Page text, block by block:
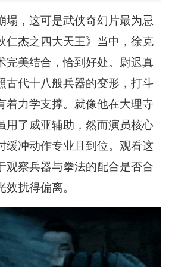
塌，这可是武侠奇幻片最为忌
仁杰之四大天王》当中，徐克
完美结合，恰到好处。尉迟真
古代十八般兵器的变形，打斗
着力学支撑。就像他在大理寺
用了威亚辅助，然而演员核心
缓冲动作专业且到位。观看这
观察兵器与拳法的配合是否合
扰得偏离。